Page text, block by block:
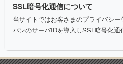
SSL暗号化通信について
当サイトではお客さまのプライバシ
パンのサーバIDを導入しSSL暗号化通